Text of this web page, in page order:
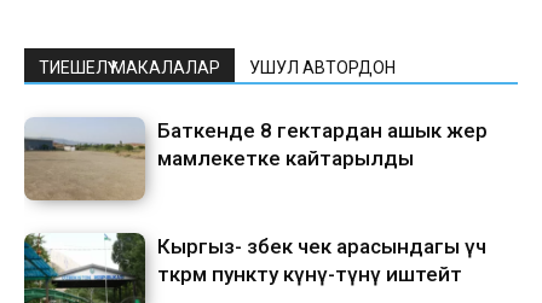
ТИЕШЕЛҮҮ МАКАЛАЛАР УШУЛ АВТОРДОН
Баткенде 8 гектардан ашык жер
мамлекетке кайтарылды
Кыргыз- өзбек чек арасындагы үч
өткөрмө пункту күнү-түнү иштейт